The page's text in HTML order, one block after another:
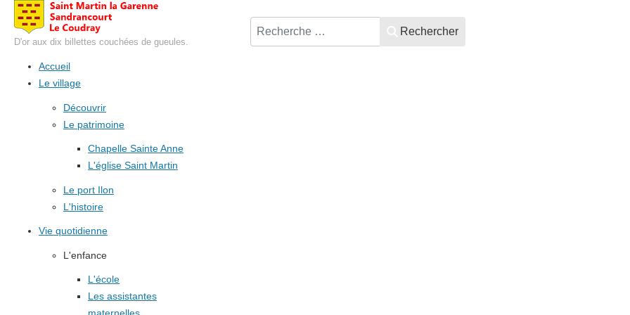
D'or aux dix billettes couchées de gueules.
Rechercher
Accueil
Le village
Découvrir
Le patrimoine
Chapelle Sainte Anne
L'église Saint Martin
Le port Ilon
L'histoire
Vie quotidienne
L'enfance
L'école
Les assistantes